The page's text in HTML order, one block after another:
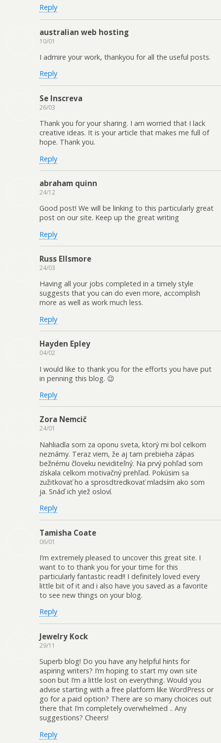
Reply
australian web hosting
10/01
I admire your work, thankyou for all the useful posts.
Reply
Se Inscreva
26/03
Thank you for your sharing. I am worried that I lack
creative ideas. It is your article that makes me full of
hope. Thank you.
Reply
abraham quinn
24/12
Good post! We will be linking to this particularly great
post on our site. Keep up the great writing
Reply
Russ Ellsmore
24/03
Having all your jobs completed in a timely style
suggests that you can do even more, accomplish
more as well as work much less.
Reply
Hayden Epley
04/02
I would like to thank you for the efforts you have put
in penning this blog. 😉
Reply
Zora Nemcič
24/01
Nahliadla som za oponu sveta, ktorý mi bol celkom
neznámy. Teraz viem, že aj tam prebieha zápas
bežnému človeku neviditeľný. Na prvý pohľad som
získala celkom motivačný prehľad. Pokúsim sa
zužitkovať ho a sprosdtredkovať mladsím ako som
ja. Snáď ich yiež osloví.
Reply
Tamisha Coate
06/01
I’m extremely pleased to uncover this great site. I
want to to thank you for your time for this
particularly fantastic read!! I definitely loved every
little bit of it and i also have you saved as a favorite
to see new things on your blog.
Reply
Jewelry Kock
29/11
Superb blog! Do you have any helpful hints for
aspiring writers? I’m hoping to start my own site
soon but I’m a little lost on everything. Would you
advise starting with a free platform like WordPress or
go for a paid option? There are so many choices out
there that I’m completely overwhelmed .. Any
suggestions? Cheers!
Reply